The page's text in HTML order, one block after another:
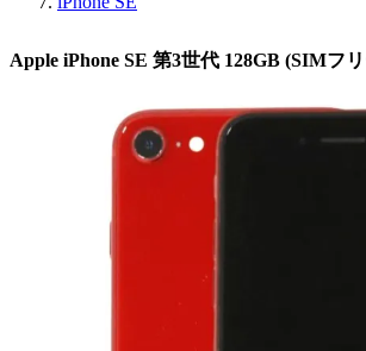
Apple iPhone SE 第3世代 128GB (SIMフ